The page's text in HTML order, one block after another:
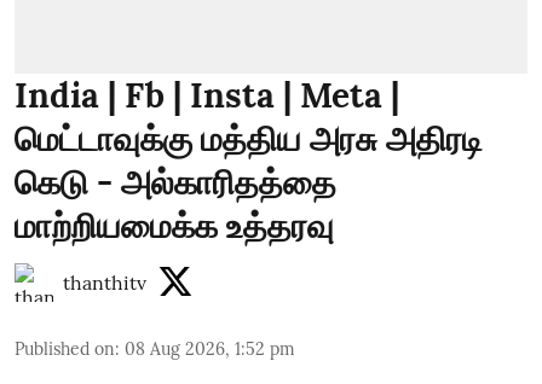
India | Fb | Insta | Meta |
மெட்டாவுக்கு மத்திய அரசு அதிரடி
கெடு - அல்காரிதத்தை
மாற்றியமைக்க உத்தரவு
thanthitv
Published on: 08 Aug 2026, 1:52 pm